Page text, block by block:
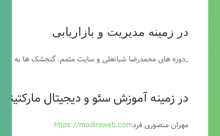
در زمینه مدیریت و بازاریابی
_دوره های محمدرضا شبانعلی و سایت متمم. گنجشک ها به
در زمینه آموزش سئو و دیجیتال
مهران منصوری فردhttps://modireweb.com